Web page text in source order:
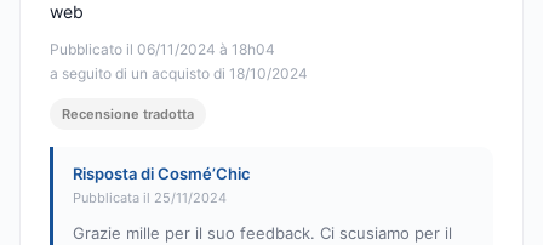
Pubblicato il 06/11/2024 à 18h04
a seguito di un acquisto di 18/10/2024
web
Recensione tradotta
Risposta di Cosmé’Chic
Pubblicata il 25/11/2024
Grazie mille per il suo feedback. Ci scusiamo per il